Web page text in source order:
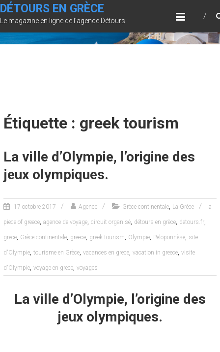
Skip
to
content
DÉTOURS EN GRÈCE
Le magazine en ligne de l'agence Détours
Étiquette : greek tourism
La ville d’Olympie, l’origine des
jeux olympiques.
17 octobre 2017 Agence Grèce continentale, La Grèce a
piece of greece, agence de voyage, circuit organisé, détours en grèce, detours.fr,
grece, Grèce continentale, greece, greek tourism Olympie, Peloponnèse, site
d'Olympie, tourisme en Grèce, vacances en grece, vacation in greece, visite
d'Olympie, voyage en grece, voyages
La ville d’Olympie, l’origine des
jeux olympiques.